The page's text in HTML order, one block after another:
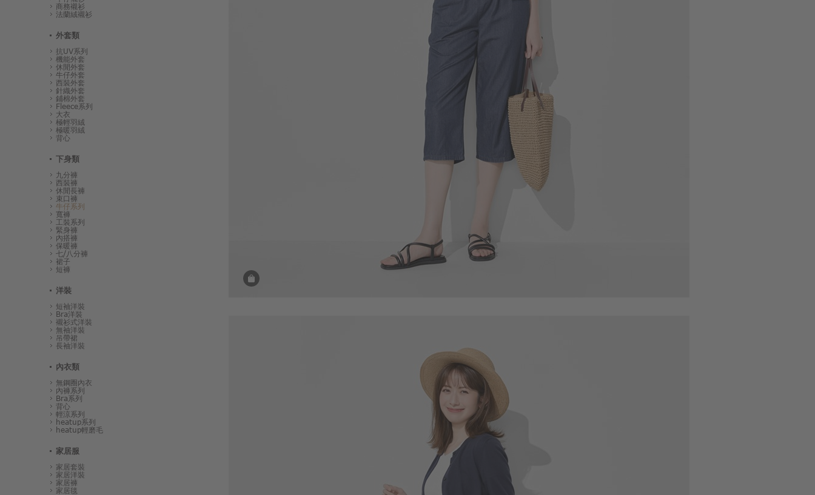
商務襯衫
法蘭絨襯衫
外套類
抗UV系列
機能外套
休閒外套
牛仔外套
西裝外套
針織外套
鋪棉外套
Fleece系列
大衣
極輕羽絨
極暖羽絨
背心
下身類
九分褲
西裝褲
休閒長褲
束口褲
牛仔系列
寬褲
工裝系列
緊身褲
內搭褲
保暖褲
七/八分褲
裙子
短褲
洋裝
短袖洋裝
Bra洋裝
襯衫式洋裝
無袖洋裝
吊帶裙
長袖洋裝
內衣類
無鋼圈內衣
內褲系列
Bra系列
背心
輕涼系列
heatup系列
heatup輕磨毛
家居服
家居套裝
家居洋裝
家居褲
家居毯
399
$399